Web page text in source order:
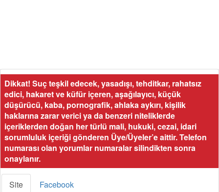
Dikkat! Suç teşkil edecek, yasadışı, tehditkar, rahatsız
edici, hakaret ve küfür içeren, aşağılayıcı, küçük
düşürücü, kaba, pornografik, ahlaka aykırı, kişilik
haklarına zarar verici ya da benzeri niteliklerde
içeriklerden doğan her türlü mali, hukuki, cezai, idari
sorumluluk içeriği gönderen Üye/Üyeler’e aittir. Telefon
numarası olan yorumlar numaralar silindikten sonra
onaylanır.
Site Facebook